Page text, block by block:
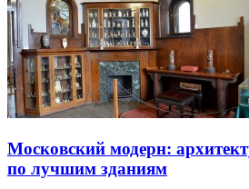
Московский модерн:
по лучшим зданиям